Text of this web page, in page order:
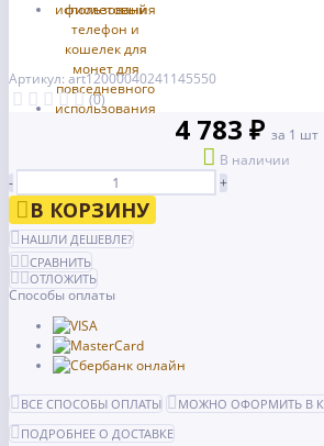
Артикул: art12000040241145550
(0)
4 783 ₽ за 1 шт
В наличии
-
+
В КОРЗИНУ
НАШЛИ ДЕШЕВЛЕ?
СРАВНИТЬ
ОТЛОЖИТЬ
Способы оплаты
ВСЕ СПОСОБЫ ОПЛАТЫ
МОЖНО ОФОРМИТЬ В
ПОДРОБНЕЕ О ДОСТАВКЕ